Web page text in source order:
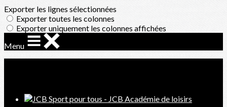
Exporter les lignes sélectionnées
Exporter toutes les colonnes
Exporter uniquement les colonnes affichées
Menu